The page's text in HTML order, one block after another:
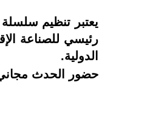
رئيسي للصناعة
الدولية.
حضور الحدث مجاني للمتخصصين في